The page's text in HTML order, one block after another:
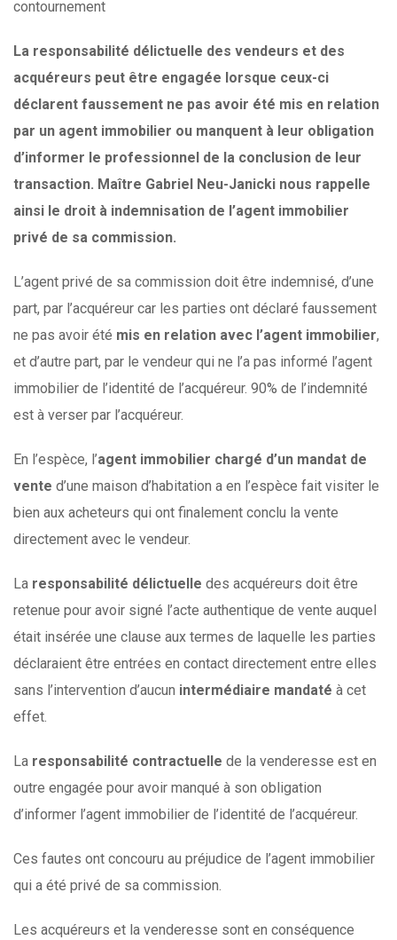
contournement
La responsabilité délictuelle des vendeurs et des
acquéreurs peut être engagée lorsque ceux-ci
déclarent faussement ne pas avoir été mis en relation
par un agent immobilier ou manquent à leur obligation
d’informer le professionnel de la conclusion de leur
transaction. Maître Gabriel Neu-Janicki nous rappelle
ainsi le droit à indemnisation de l’agent immobilier
privé de sa commission.
L’agent privé de sa commission doit être indemnisé, d’une
part, par l’acquéreur car les parties ont déclaré faussement
ne pas avoir été mis en relation avec l’agent immobilier,
et d’autre part, par le vendeur qui ne l’a pas informé l’agent
immobilier de l’identité de l’acquéreur. 90% de l’indemnité
est à verser par l’acquéreur.
En l’espèce, l’agent immobilier chargé d’un mandat de
vente d’une maison d’habitation a en l’espèce fait visiter le
bien aux acheteurs qui ont finalement conclu la vente
directement avec le vendeur.
La responsabilité délictuelle des acquéreurs doit être
retenue pour avoir signé l’acte authentique de vente auquel
était insérée une clause aux termes de laquelle les parties
déclaraient être entrées en contact directement entre elles
sans l’intervention d’aucun intermédiaire mandaté à cet
effet.
La responsabilité contractuelle de la venderesse est en
outre engagée pour avoir manqué à son obligation
d’informer l’agent immobilier de l’identité de l’acquéreur.
Ces fautes ont concouru au préjudice de l’agent immobilier
qui a été privé de sa commission.
Les acquéreurs et la venderesse sont en conséquence